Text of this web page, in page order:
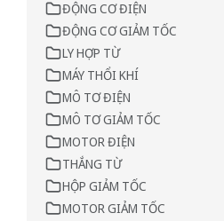
ĐỘNG CƠ ĐIỆN
ĐỘNG CƠ GIẢM TỐC
LY HỢP TỪ
MÁY THỔI KHÍ
MÔ TƠ ĐIỆN
MÔ TƠ GIẢM TỐC
MOTOR ĐIỆN
THẮNG TỪ
HỘP GIẢM TỐC
MOTOR GIẢM TỐC